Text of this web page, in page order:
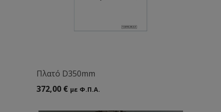
Πλατό D350mm
372,00 € με Φ.Π.Α.